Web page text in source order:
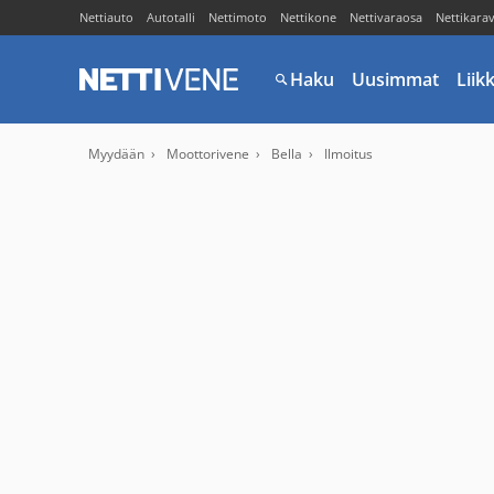
Nettiauto Autotalli Nettimoto Nettikone Nettivaraosa
Haku Uusimmat
Myydään Moottorivene Bella Ilmoitus